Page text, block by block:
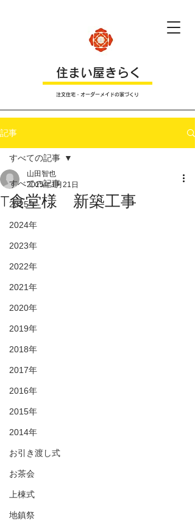
​住まい屋きらく
注文住宅・オーダーメイドの家づくり
記事
すべての記事
2025年
2024年
2023年
2022年
2021年
2020年
2019年
2018年
2017年
2016年
2015年
2014年
お引き渡し式
お茶会
上棟式
地鎮祭
すべての記事
T食堂様 新築工事
山田智也
2015年1月21日